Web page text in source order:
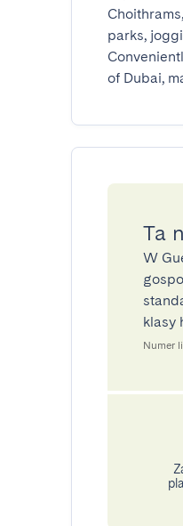
parks,
of Dubai,
Ta
W
klasy
Numer